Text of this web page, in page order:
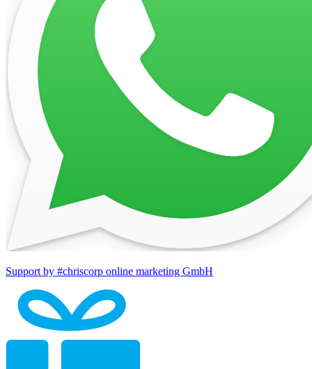
Support by #chriscorp online marketing GmbH